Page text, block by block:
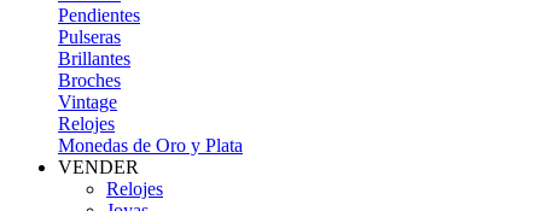
Pendientes
Pulseras
Brillantes
Broches
Vintage
Relojes
Monedas de Oro y Plata
VENDER
Relojes